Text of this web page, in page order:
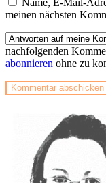
Name, E-Mail-
meinen nächsten
nachfolgenden
abonnieren ohne zu